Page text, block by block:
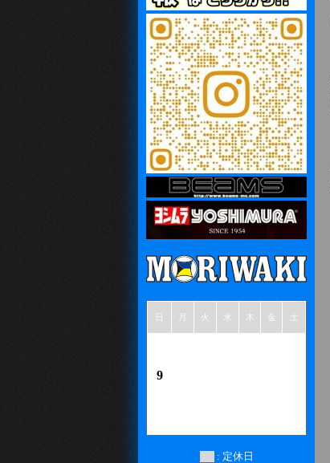
日 月 火 水 木 金
9
: 定休日